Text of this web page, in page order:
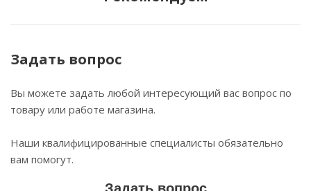
Задать вопрос
Вы можете задать любой интересующий вас вопрос по
товару или работе магазина.
Наши квалифицированные специалисты обязательно
вам помогут.